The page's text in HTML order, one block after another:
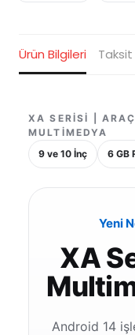
Ürün Bilgileri
XA SERISI |
MULTIMEDYA
9 ve 10 İnç
6 GB
Yeni
XA
Android 14